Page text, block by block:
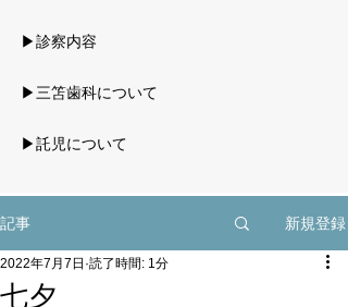
▶診察内容
▶三笘歯科について
▶託児について
記事 新規登録
七夕
2022年7月7日 読了時間: 1分